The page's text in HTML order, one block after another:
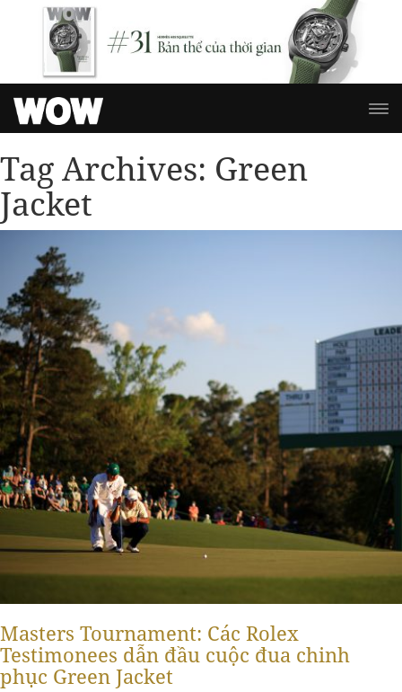
Tag Archives: Green
Jacket
Masters Tournament: Các Rolex
Testimonees dẫn đầu cuộc đua chinh
phục Green Jacket